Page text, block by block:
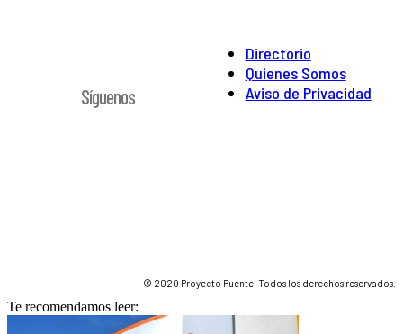
Directorio
Quienes Somos
Aviso de Privacidad
Síguenos
© 2020 Proyecto Puente. Todos los derechos reservados.
Te recomendamos leer: